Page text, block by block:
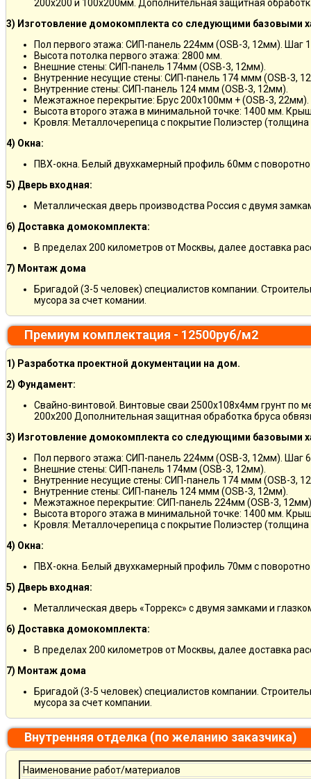
200х200 и 100х200мм. Дополнительная защитная
3) Изготовление домокомплекта со следующими базовыми
Пол первого этажа: СИП-панель 224мм (OSB-3, 12мм). Шаг
Высота потолка первого этажа: 2800 мм.
Внешние стены: СИП-панель 174мм (OSB-3, 12мм).
Внутренние несущие стены: СИП-панель 174 ммм (OSB-3,
Внутренние стены: СИП-панель 124 ммм (OSB-3, 12мм).
Межэтажное перекрытие: Брус 200х100мм + (OSB-3, 22мм).
Высота второго этажа в минимальной точке: 1400 мм.
Кровля: Металлочерепица с покрытие Полиэстер
4) Окна:
ПВХ-окна. Белый двухкамерный профиль 60мм с
5) Дверь входная:
Металлическая дверь производства Россия с двумя
6) Доставка домокомплекта:
В пределах 200 километров от Москвы, далее доставка
7) Монтаж дома
Бригадой (3-5 человек) специалистов компании.
мусора за счет комании.
Премиум комплектация - 12500руб/м2
1) Разработка проектной документации на дом.
2) Фундамент:
Свайно-винтовой. Винтовые сваи 2500х108х4мм грунт по
200х200 Дополнительная защитная обработка бруса
3) Изготовление домокомплекта со следующими базовыми
Пол первого этажа: СИП-панель 224мм (OSB-3, 12мм). Шаг
Внешние стены: СИП-панель 174мм (OSB-3, 12мм).
Внутренние несущие стены: СИП-панель 174 ммм (OSB-3,
Внутренние стены: СИП-панель 124 ммм (OSB-3, 12мм).
Межэтажное перекрытие: СИП-панель 224мм (OSB-3,
Высота второго этажа в минимальной точке: 1400 мм.
Кровля: Металлочерепица с покрытие Полиэстер
4) Окна:
ПВХ-окна. Белый двухкамерный профиль 70мм с
5) Дверь входная:
Металлическая дверь «Торрекс» с двумя замками и
6) Доставка домокомплекта:
В пределах 200 километров от Москвы, далее доставка
7) Монтаж дома
Бригадой (3-5 человек) специалистов компании.
мусора за счет компании.
Внутренняя отделка (по желанию заказчика)
Наименование работ/материалов